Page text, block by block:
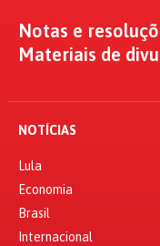
Notas e
Materiais de
NOTÍCIAS
Lula
Economia
Brasil
Internacional